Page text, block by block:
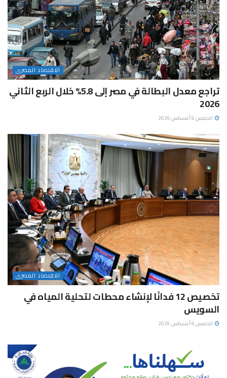
الاقتصاد المصرى
تراجع معدل البطالة في مصر إلى 5.8% خلال الربع الثاني
2026
الخميس 6 أغسطس 2026
الاقتصاد المصرى
تخصيص 12 فدانًا لإنشاء محطات لتحلية المياه في
السويس
الخميس 6 أغسطس 2026